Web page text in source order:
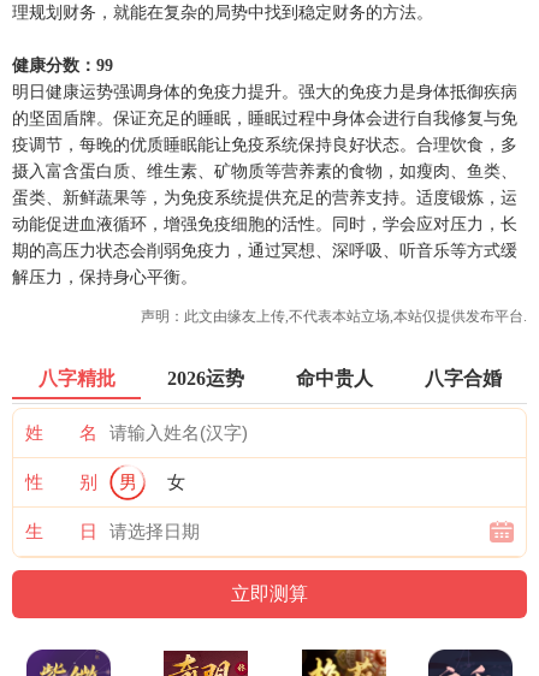
理规划财务，就能在复杂的局势中找到稳定财务的方法。
健康分数：99
明日健康运势强调身体的免疫力提升。强大的免疫力是身体抵御疾病
的坚固盾牌。保证充足的睡眠，睡眠过程中身体会进行自我修复与免
疫调节，每晚的优质睡眠能让免疫系统保持良好状态。合理饮食，多
摄入富含蛋白质、维生素、矿物质等营养素的食物，如瘦肉、鱼类、
蛋类、新鲜蔬果等，为免疫系统提供充足的营养支持。适度锻炼，运
动能促进血液循环，增强免疫细胞的活性。同时，学会应对压力，长
期的高压力状态会削弱免疫力，通过冥想、深呼吸、听音乐等方式缓
解压力，保持身心平衡。
声明：此文由缘友上传,不代表本站立场,本站仅提供发布平台.
八字精批 2026运势 命中贵人 八字合婚
姓 名
性 别 男 女
生 日